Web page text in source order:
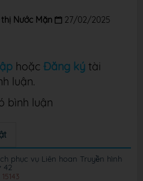
Nước Mặn
27/02/2025
hoặc Đăng ký tài
luận.
bình luận
phục vụ Liên hoan Truyền hình
42
15143